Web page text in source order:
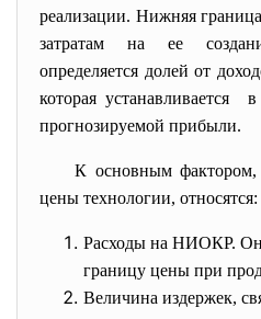
реализации. Нижняя
затратам на ее
определяется долей от
которая устанавливается
прогнозируемой прибыли.
К основным
цены технологии, относятся:
Расходы на НИОКР.
границу цены при
Величина издержек,